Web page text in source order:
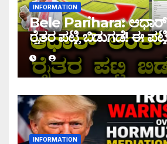
INFORMATION
Bele Parihara:
ರೈತರ ಪಟ್ಟಿ ಬಿಡುಗಡೆ! ಈ
ಹೆಸರು ಇದ್ದರೆ ನಿಮಗೆ ಹಣ
INFORMATION